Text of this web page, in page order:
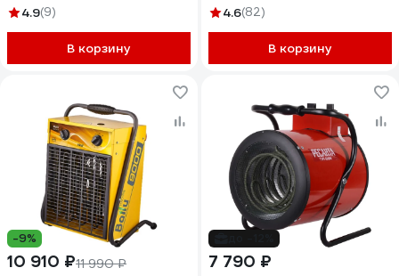
4.9(9)
В корзину
4.6(82)
В корзину
-9%
10 910 ₽11 990 ₽
7 790 ₽